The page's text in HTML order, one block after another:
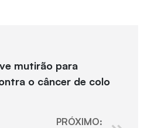
mutirão para
o câncer de colo
PRÓXIMO: